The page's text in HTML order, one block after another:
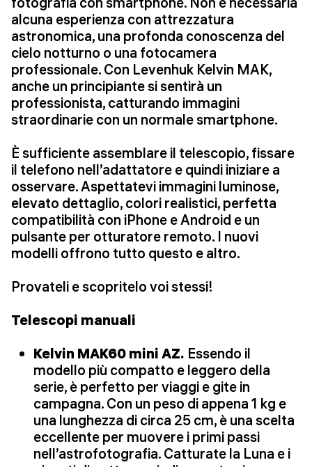
alcuna esperienza con attrezzatura
astronomica, una profonda conoscenza del
cielo notturno o una fotocamera
professionale. Con Levenhuk Kelvin MAK,
anche un principiante si sentirà un
professionista, catturando immagini
straordinarie con un normale smartphone.
È sufficiente assemblare il telescopio, fissare
il telefono nell’adattatore e quindi iniziare a
osservare. Aspettatevi immagini luminose,
elevato dettaglio, colori realistici, perfetta
compatibilità con iPhone e Android e un
pulsante per otturatore remoto. I nuovi
modelli offrono tutto questo e altro.
Provateli e scopritelo voi stessi!
Telescopi manuali
Kelvin MAK60 mini AZ. Essendo il
modello più compatto e leggero della
serie, è perfetto per viaggi e gite in
campagna. Con un peso di appena 1 kg e
una lunghezza di circa 25 cm, è una scelta
eccellente per muovere i primi passi
nell’astrofotografia. Catturate la Luna e i